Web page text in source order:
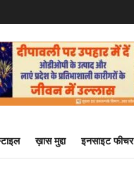
ख़ास मुद्दा इनसाइट फीचर